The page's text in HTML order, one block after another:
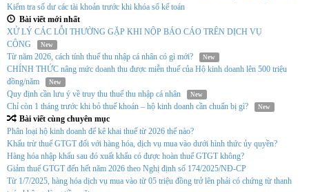
Kiểm tra số dư các tài khoản trước khi khóa sổ kế toán
Bài viết mới nhất
XỬ LÝ CÁC LỖI THƯỜNG GẶP KHI NỘP BÁO CÁO TRÊN DỊCH VỤ
CÔNG
New
Từ năm 2026, cách tính thuế thu nhập cá nhân có gì mới? New
CHÍNH THỨC nâng mức doanh thu được miễn thuế của Hộ kinh doanh lên 500 triệu
đồng/năm
New
Quy định cần lưu ý về truy thu thuế thu nhập cá nhân New
Chỉ còn 1 tháng trước khi bỏ thuế khoán – hộ kinh doanh cần chuẩn bị gì? New
Bài viết cùng chuyên mục
Phân loại hộ kinh doanh để kê khai thuế từ 2026 thế nào?
Khấu trừ thuế GTGT đối với hàng hóa, dịch vụ mua vào dưới hình thức ủy quyền?
Hàng hóa nhập khẩu sau đó xuất khẩu có được hoàn thuế GTGT không?
Giảm thuế GTGT đến hết năm 2026 theo Nghị định số 174/2025/NĐ-CP
Từ 1/7/2025, hàng hóa dịch vụ mua vào từ 05 triệu đồng trở lên phải có chứng từ thanh